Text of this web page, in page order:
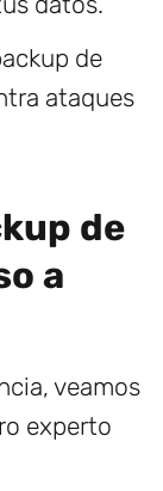
de
ataques
de
a
veamos
experto